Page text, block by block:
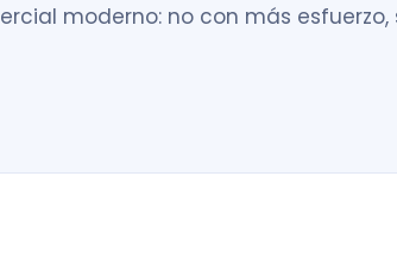
moderno: no con más